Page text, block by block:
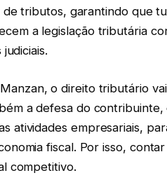
de tributos, garantindo que
a legislação tributária
o direito tributário
a defesa do
atividades empresariais,
fiscal. Por isso,
competitivo.